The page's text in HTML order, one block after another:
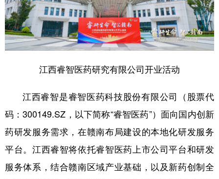
浙江 安徽 福建 江西
山东 河南 湖北 湖南
广东 广西 海南 重庆
贵州 云南
English Español Français عربى
江西睿智医药研究有限公司开业活动
江西睿智是睿智医药科技股份有限公司（股票代
码：300149.SZ，以下简称“睿智医药”）面向国内创新
药研发服务需求，在赣南布局建设的本地化研发服务
平台。江西睿智将依托睿智医药上市公司平台和研发
服务体系，结合赣南区域产业基础，以及新药创制全